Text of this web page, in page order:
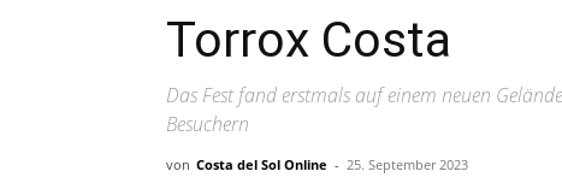
Torrox Costa
Das Fest fand erstmals auf einem neuen
Besuchern
von Costa del Sol Online - 25. September 2023